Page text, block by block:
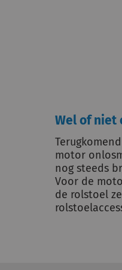
Wel of niet
motor
nog steeds
Voor de
de rolstoel